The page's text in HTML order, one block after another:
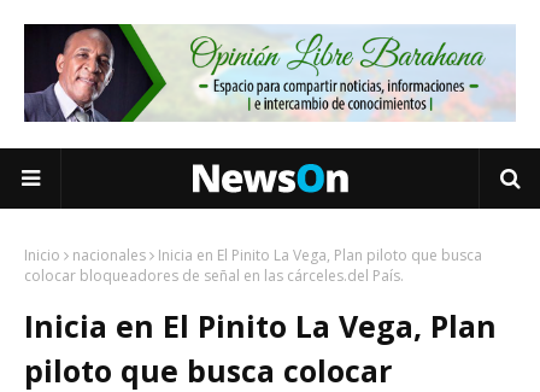
Inicio nacionales
Inicia en El Pinito La Vega, Plan piloto que busca
colocar bloqueadores de señal en las cárceles.del País.
Inicia en El Pinito La Vega, Plan
piloto que busca colocar